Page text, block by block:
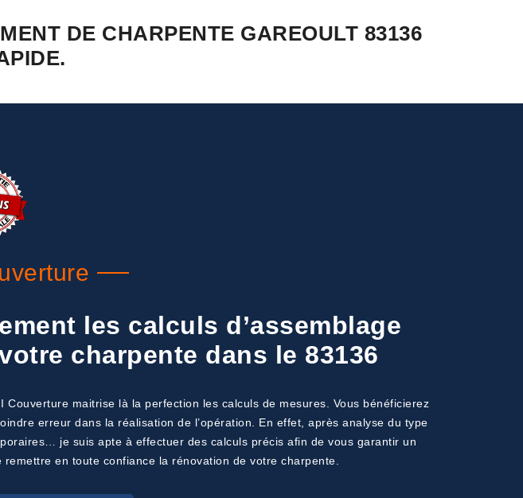
DE CHARPENTE GAREOULT 83136
les calculs d’assemblage
charpente dans le 83136
maitrise là la perfection les calculs de mesures. Vous bénéficierez
erreur dans la réalisation de l’opération. En effet, après analyse du type
je suis apte à effectuer des calculs précis afin de vous garantir un
en toute confiance la rénovation de votre charpente.